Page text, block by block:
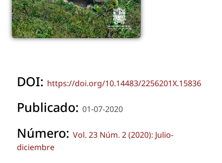
DOI: https://doi.org/10.14483/2256201X.15836
Publicado: 01-07-2020
Número: Vol. 23 Núm. 2 (2020): Julio-
diciembre